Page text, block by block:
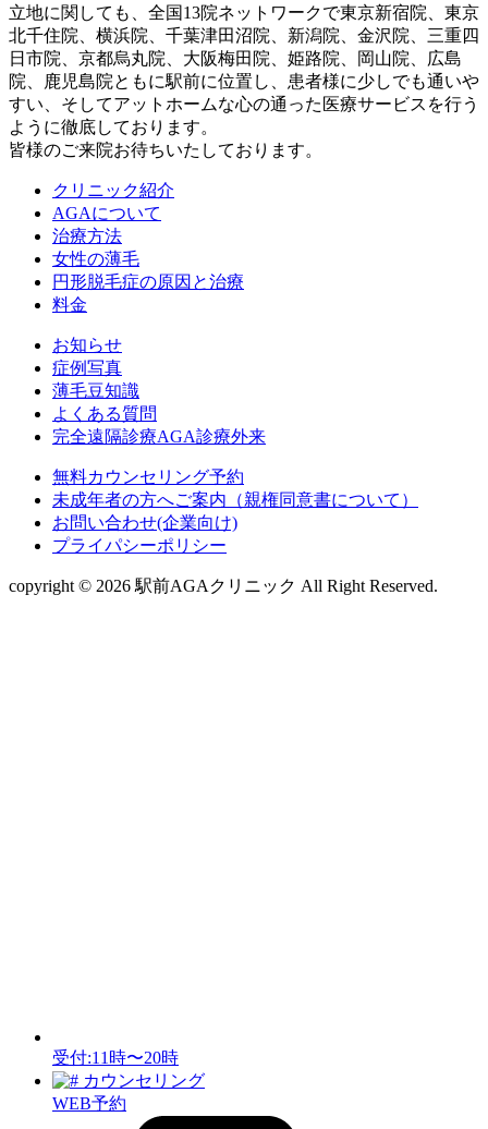
立地に関しても、全国13院ネットワークで東京新宿院、東京
北千住院、横浜院、千葉津田沼院、新潟院、金沢院、三重四
日市院、京都烏丸院、大阪梅田院、姫路院、岡山院、広島
院、鹿児島院ともに駅前に位置し、患者様に少しでも通いや
すい、そしてアットホームな心の通った医療サービスを行う
ように徹底しております。
皆様のご来院お待ちいたしております。
クリニック紹介
AGAについて
治療方法
女性の薄毛
円形脱毛症の原因と治療
料金
お知らせ
症例写真
薄毛豆知識
よくある質問
完全遠隔診療AGA診療外来
無料カウンセリング予約
未成年者の方へご案内（親権同意書について）
お問い合わせ(企業向け)
プライパシーポリシー
copyright © 2026 駅前AGAクリニック All Right Reserved.
受付:11時〜20時
カウンセリング
WEB予約